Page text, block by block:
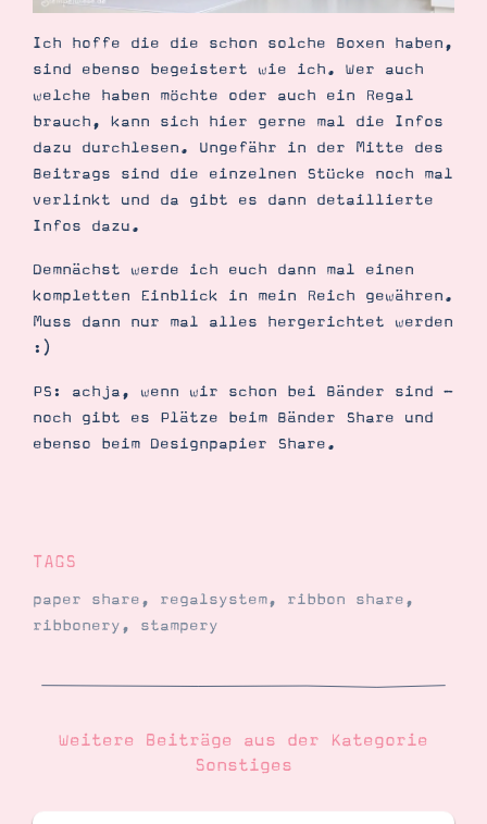
Suche Impressum Datenschutz
Ich hoffe die die schon solche Boxen haben,
sind ebenso begeistert wie ich. Wer auch
welche haben möchte oder auch ein Regal
brauch, kann sich hier gerne mal die Infos
dazu durchlesen. Ungefähr in der Mitte des
Beitrags sind die einzelnen Stücke noch mal
verlinkt und da gibt es dann detaillierte
Infos dazu.
Demnächst werde ich euch dann mal einen
kompletten Einblick in mein Reich gewähren.
Muss dann nur mal alles hergerichtet werden
:)
PS: achja, wenn wir schon bei Bänder sind -
noch gibt es Plätze beim Bänder Share und
ebenso beim Designpapier Share.
TAGS
paper share, regalsystem, ribbon share,
ribbonery, stampery
Weitere Beiträge aus der Kategorie
Sonstiges